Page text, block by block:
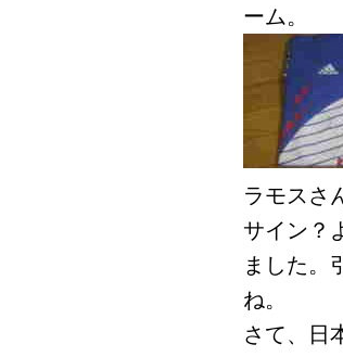
ーム。
ラモスさ
サイン？
ました。
ね。
さて、日